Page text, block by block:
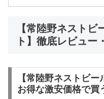
【常陸野ネストビ
ト】徹底レビュー
【常陸野ネストビー
お得な激安価格で買